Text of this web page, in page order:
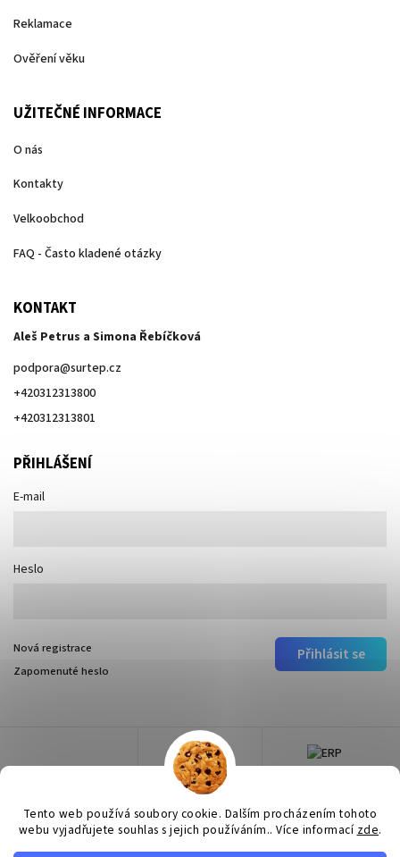
Tento web používá soubory cookie. Dalším procházením tohoto
webu vyjadřujete souhlas s jejich používáním.. Více informací zde.
Reklamace
Ověření věku
UŽITEČNÉ INFORMACE
O nás
Kontakty
Velkoobchod
FAQ - Často kladené otázky
KONTAKT
Aleš Petrus a Simona Řebíčková
podpora@surtep.cz
+420312313800
+420312313801
PŘIHLÁŠENÍ
E-mail
Heslo
Přihlásit se
Nová registrace
Zapomenuté heslo